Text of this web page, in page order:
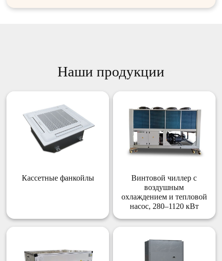
Наши продукции
Кассетные фанкойлы
Винтовой чиллер с
воздушным
охлаждением и тепловой
насос, 280–1120 кВт